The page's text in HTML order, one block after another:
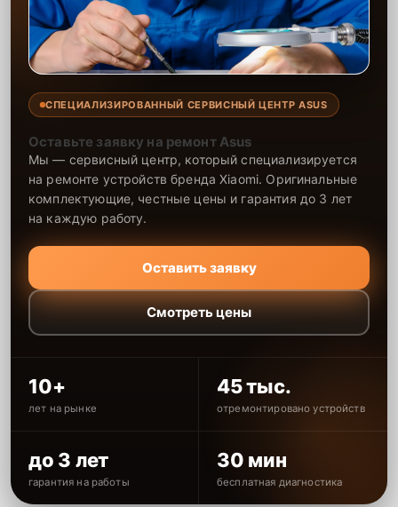
СПЕЦИАЛИЗИРОВАННЫЙ СЕРВИСНЫЙ ЦЕНТР ASUS
Оставьте заявку на ремонт Asus
Мы — сервисный центр, который специализируется
на ремонте устройств бренда Xiaomi. Оригинальные
комплектующие, честные цены и гарантия до 3 лет
на каждую работу.
Оставить заявку
Смотреть цены
10+
лет на рынке
45 тыс.
отремонтировано устройств
до 3 лет
гарантия на работы
30 мин
бесплатная диагностика